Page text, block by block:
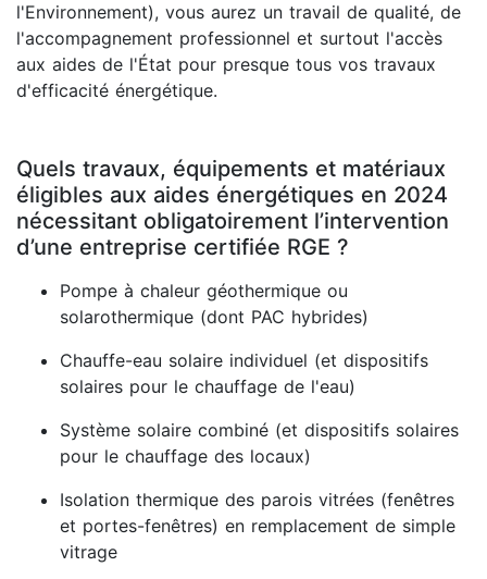
l'Environnement), vous aurez un travail de qualité, de
l'accompagnement professionnel et surtout l'accès
aux aides de l'État pour presque tous vos travaux
d'efficacité énergétique.
Quels travaux, équipements et matériaux
éligibles aux aides énergétiques en 2024
nécessitant obligatoirement l’intervention
d’une entreprise certifiée RGE ?
Pompe à chaleur géothermique ou
solarothermique (dont PAC hybrides)
Chauffe-eau solaire individuel (et dispositifs
solaires pour le chauffage de l'eau)
Système solaire combiné (et dispositifs solaires
pour le chauffage des locaux)
Isolation thermique des parois vitrées (fenêtres
et portes-fenêtres) en remplacement de simple
vitrage